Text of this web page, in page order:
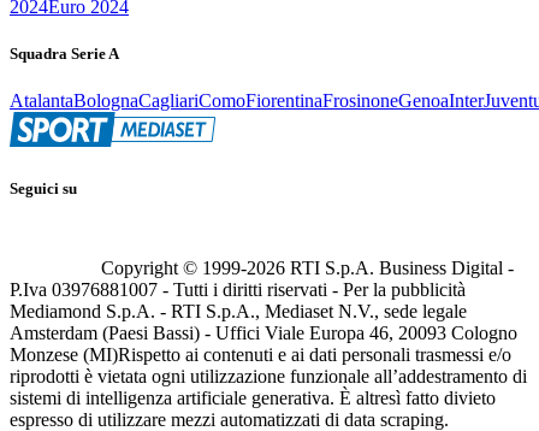
2024Euro 2024
Squadra Serie A
AtalantaBolognaCagliariComoFiorentinaFrosinoneGenoaInter
Seguici su
Copyright © 1999-2026 RTI S.p.A. Business Digital -
P.Iva 03976881007 - Tutti i diritti riservati - Per la pubblicità
Mediamond S.p.A. - RTI S.p.A., Mediaset N.V., sede legale
Amsterdam (Paesi Bassi) - Uffici Viale Europa 46, 20093 Cologno
Monzese (MI)Rispetto ai contenuti e ai dati personali trasmessi e/o
riprodotti è vietata ogni utilizzazione funzionale all’addestramento di
sistemi di intelligenza artificiale generativa. È altresì fatto divieto
espresso di utilizzare mezzi automatizzati di data scraping.